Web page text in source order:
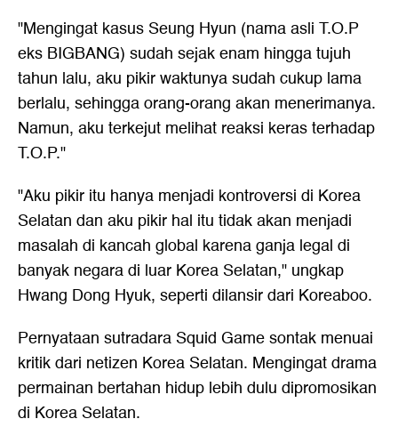
"Mengingat kasus Seung Hyun (nama asli T.O.P
eks BIGBANG) sudah sejak enam hingga tujuh
tahun lalu, aku pikir waktunya sudah cukup lama
berlalu, sehingga orang-orang akan menerimanya.
Namun, aku terkejut melihat reaksi keras terhadap
T.O.P."
"Aku pikir itu hanya menjadi kontroversi di Korea
Selatan dan aku pikir hal itu tidak akan menjadi
masalah di kancah global karena ganja legal di
banyak negara di luar Korea Selatan," ungkap
Hwang Dong Hyuk, seperti dilansir dari Koreaboo.
Pernyataan sutradara Squid Game sontak menuai
kritik dari netizen Korea Selatan. Mengingat drama
permainan bertahan hidup lebih dulu dipromosikan
di Korea Selatan.